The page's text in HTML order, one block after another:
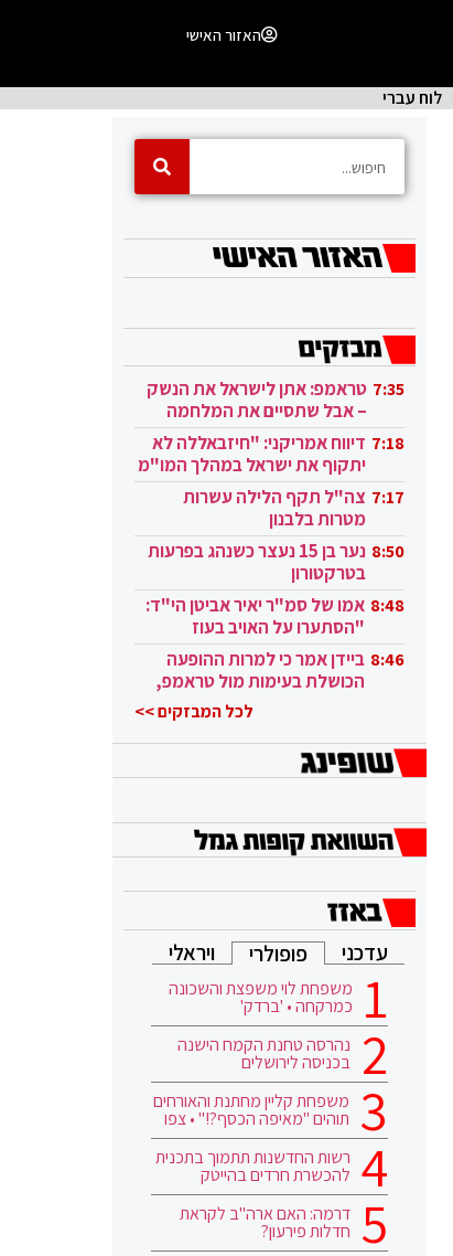
האזור האישי
לוח עברי
7:35 טראמפ: אתן לישראל את הנשק
– אבל שתסיים את המלחמה
בעזה 7:18 דיווח אמריקני: "חיזבאללה לא
יתקוף את ישראל במהלך המו"מ
בקטאר" 7:17 צה"ל תקף הלילה עשרות
מטרות בלבנון
8:50
נער בן 15 נעצר כשנהג בפרעות
בטרקטורון
8:48 אמו של סמ"ר יאיר אביטן הי"ד:
"הסתערו על האויב בעוז
ובגבורה" 8:46 ביידן אמר כי למרות ההופעה
הכושלת בעימות מול טראמפ,
לכל המבזקים >>
עדכני פופולרי ויראלי
משפחת לוי משפצת והשכונה
כמרקחה • 'ברדק'
נהרסה טחנת הקמח הישנה
בכניסה לירושלים
משפחת קליין מחתנת והאורחים
תוהים "מאיפה הכסף?!" • צפו
רשות החדשנות תתמוך בתכנית
להכשרת חרדים בהייטק
דרמה: האם ארה"ב לקראת
חדלות פירעון?